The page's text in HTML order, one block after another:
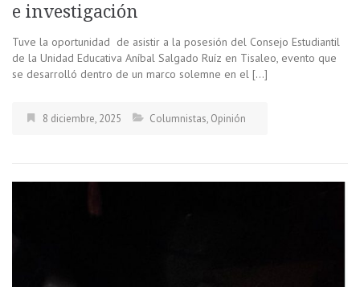
e investigación
Tuve la oportunidad de asistir a la posesión del Consejo Estudiantil
de la Unidad Educativa Aníbal Salgado Ruíz en Tisaleo, evento que
se desarrolló dentro de un marco solemne en el […]
8 diciembre, 2025 Columnistas, Opinión